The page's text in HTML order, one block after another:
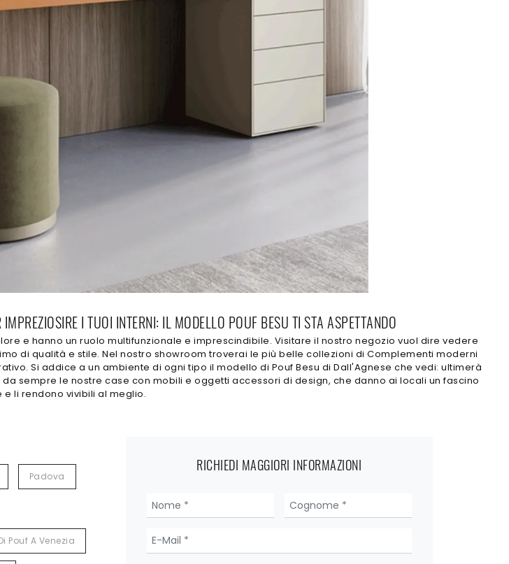
I TUOI INTERNI: IL MODELLO POUF BESU TI STA ASPETTANDO
e hanno un ruolo multifunzionale e imprescindibile. Visitare il nostro negozio vuol dire vedere
di qualità e stile. Nel nostro showroom troverai le più belle collezioni di Complementi moderni
Si addice a un ambiente di ogni tipo il modello di Pouf Besu di Dall'Agnese che vedi: ultimerà
sempre le nostre case con mobili e oggetti accessori di design, che danno ai locali un fascino
li rendono vivibili al meglio.
Padova
Pouf A Venezia
RICHIEDI MAGGIORI INFORMAZIONI